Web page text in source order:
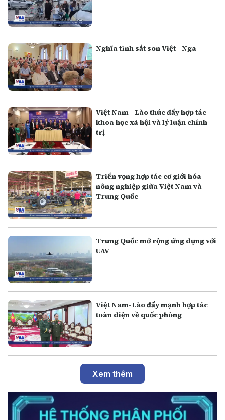
Nghĩa tình sắt son Việt - Nga
Việt Nam - Lào thúc đẩy hợp tác
khoa học xã hội và lý luận chính
trị
Triển vọng hợp tác cơ giới hóa
nông nghiệp giữa Việt Nam và
Trung Quốc
Trung Quốc mở rộng ứng dụng với
UAV
Việt Nam-Lào đẩy mạnh hợp tác
toàn diện về quốc phòng
Xem thêm